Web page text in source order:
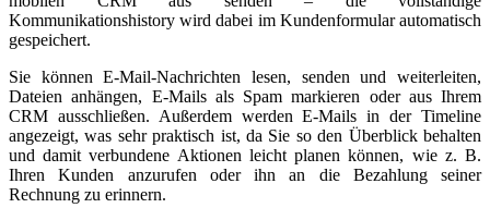
Kommunikationshistory wird dabei im Kundenformular automatisch
gespeichert.
Sie können E-Mail-Nachrichten lesen, senden und weiterleiten,
Dateien anhängen, E-Mails als Spam markieren oder aus Ihrem
CRM ausschließen. Außerdem werden E-Mails in der Timeline
angezeigt, was sehr praktisch ist, da Sie so den Überblick behalten
und damit verbundene Aktionen leicht planen können, wie z. B.
Ihren Kunden anzurufen oder ihn an die Bezahlung seiner
Rechnung zu erinnern.